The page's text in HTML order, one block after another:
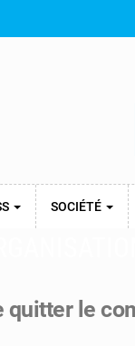
SOCIÉTÉ
quitter le